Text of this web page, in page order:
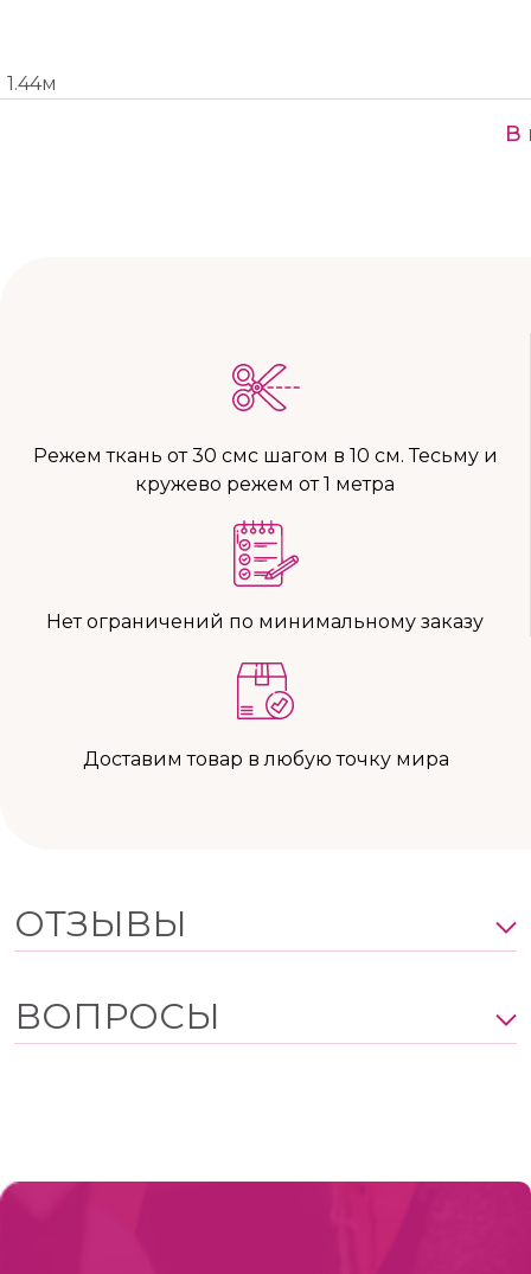
1.44м
В
Режем ткань от 30 смс шагом в 10 см. Тесьму и
кружево режем от 1 метра
Нет ограничений по минимальному заказу
Доставим товар в любую точку мира
ОТЗЫВЫ
ВОПРОСЫ